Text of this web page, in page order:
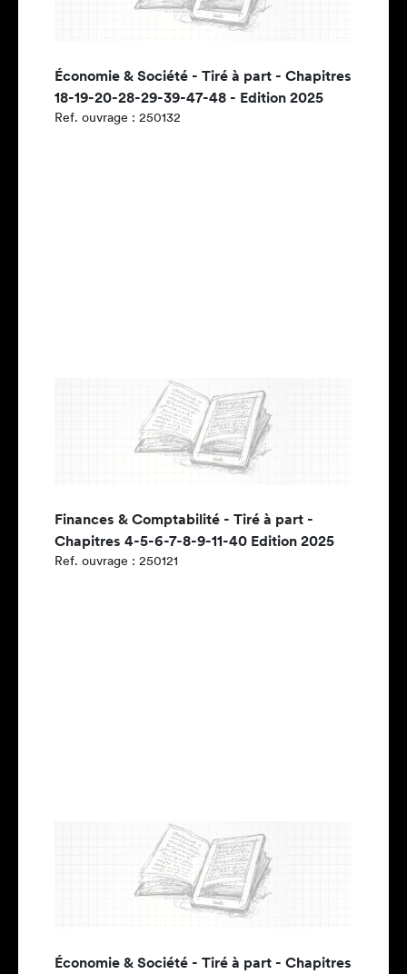
Économie & Société - Tiré à part - Chapitres
18-19-20-28-29-39-47-48 - Edition 2025
Ref. ouvrage : 250132
Finances & Comptabilité - Tiré à part -
Chapitres 4-5-6-7-8-9-11-40 Edition 2025
Ref. ouvrage : 250121
Économie & Société - Tiré à part - Chapitres